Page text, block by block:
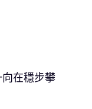
在穩步攀